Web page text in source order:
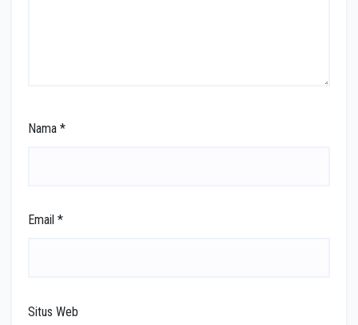
Nama *
Email *
Situs Web